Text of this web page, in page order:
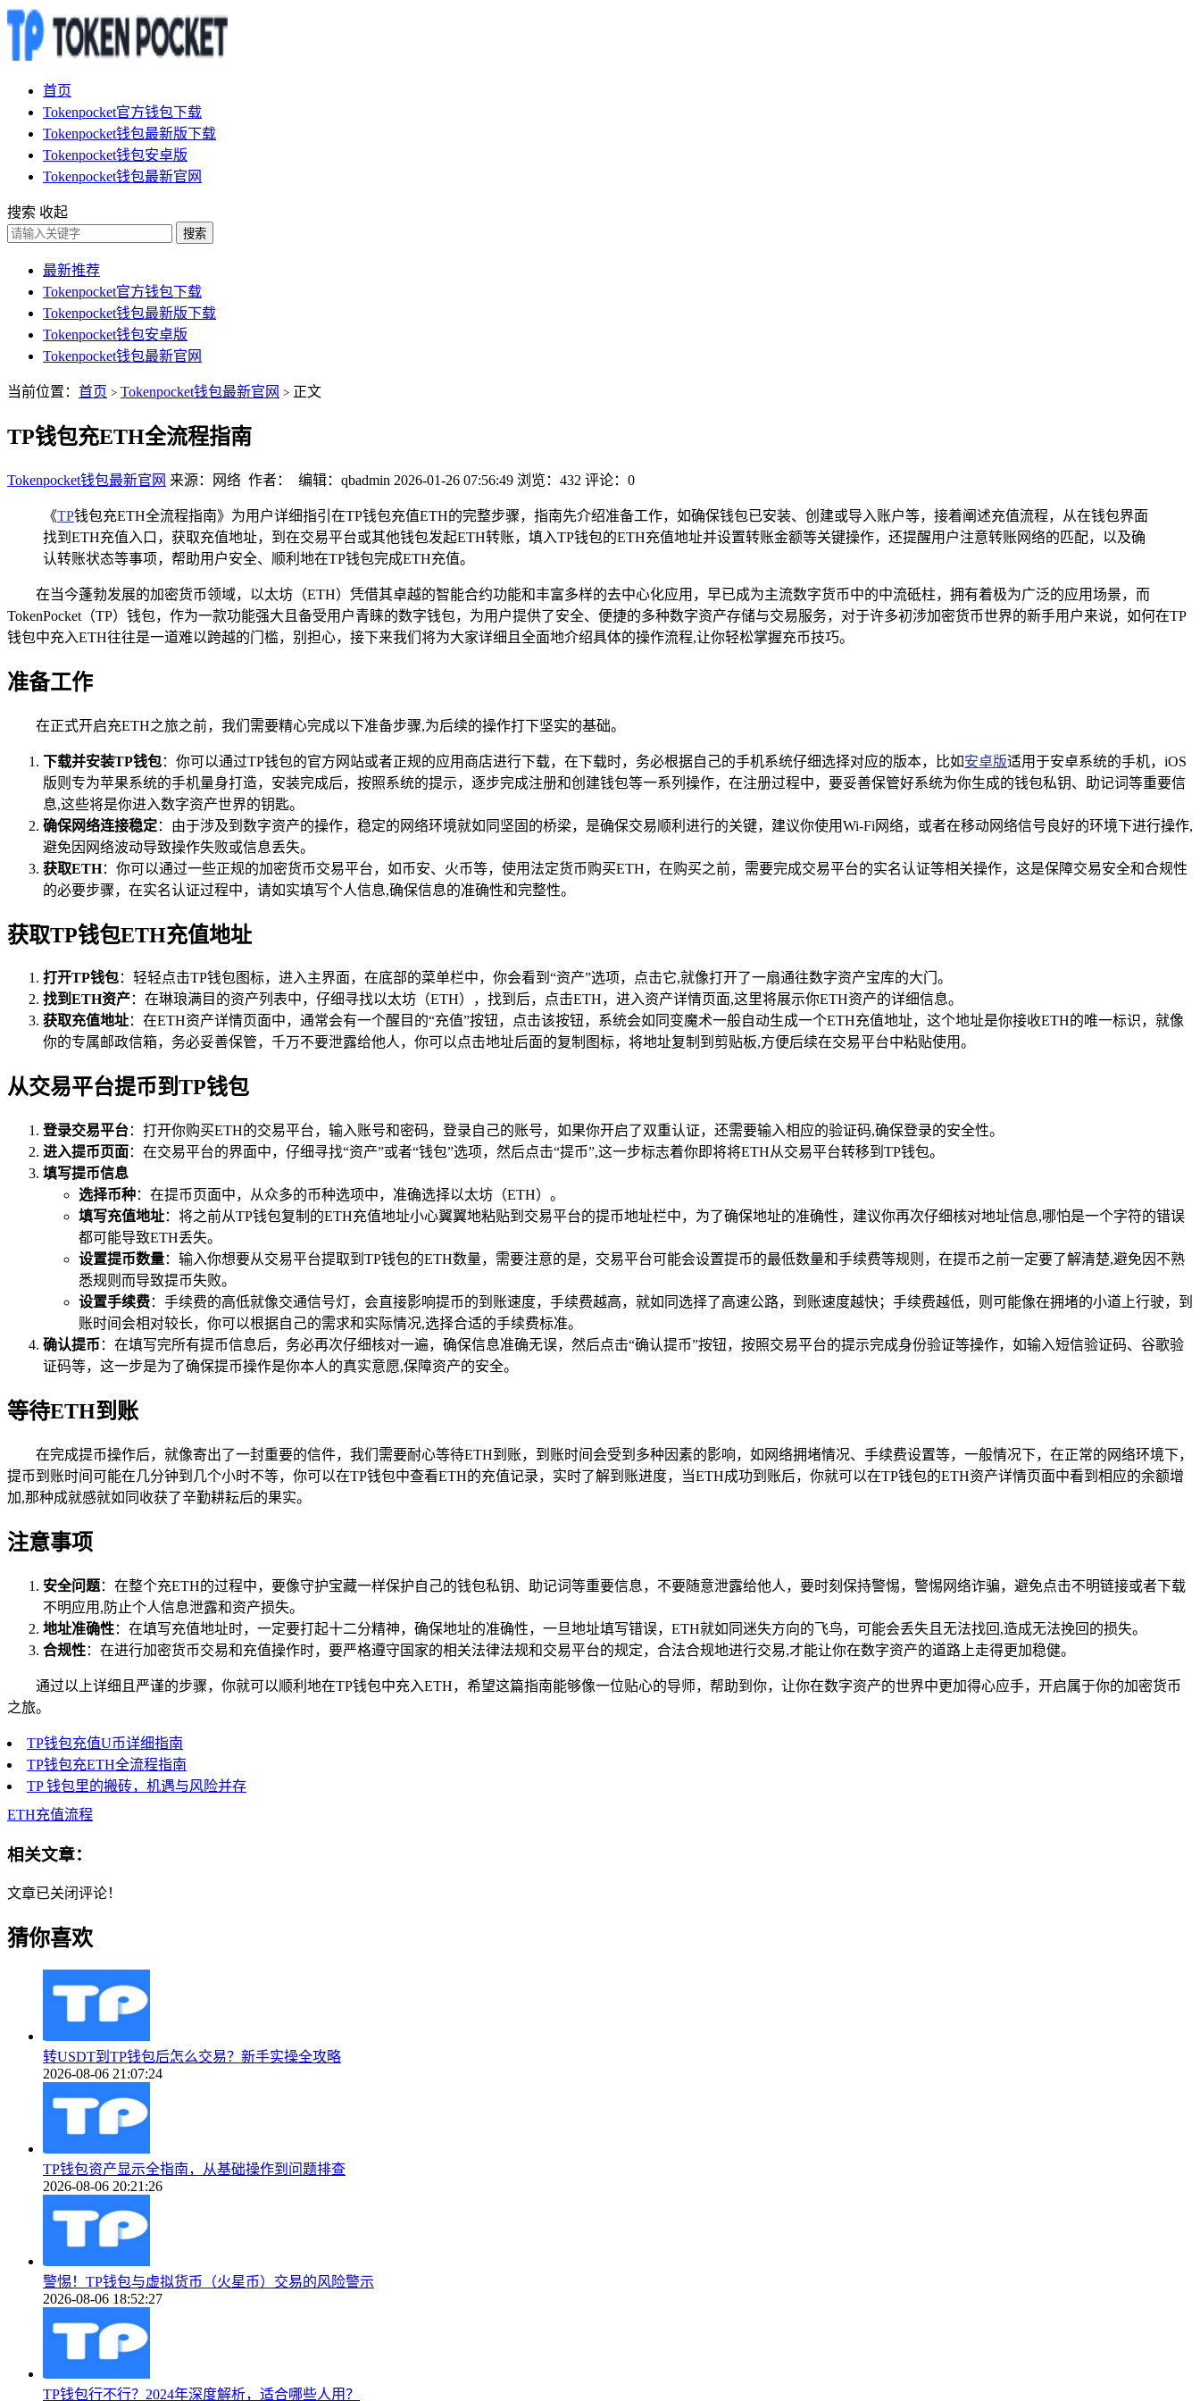
首页
Tokenpocket官方钱包下载
Tokenpocket钱包最新版下载
Tokenpocket钱包安卓版
Tokenpocket钱包最新官网
搜索 收起
搜索
最新推荐
Tokenpocket官方钱包下载
Tokenpocket钱包最新版下载
Tokenpocket钱包安卓版
Tokenpocket钱包最新官网
当前位置： 首页 > Tokenpocket钱包最新官网 > 正文
TP钱包充ETH全流程指南
Tokenpocket钱包最新官网 来源：网络 作者： 编辑：qbadmin 2026-01-26 07:56:49 浏览：432 评论：0
《TP钱包充ETH全流程指南》为用户详细指引在TP钱包充值ETH的完整步骤，指南先介绍准备工作，如确保钱包已安装、创建或导入账户等，接着阐述充值流程，从在钱包界面
找到ETH充值入口，获取充值地址，到在交易平台或其他钱包发起ETH转账，填入TP钱包的ETH充值地址并设置转账金额等关键操作，还提醒用户注意转账网络的匹配，以及确
认转账状态等事项，帮助用户安全、顺利地在TP钱包完成ETH充值。
在当今蓬勃发展的加密货币领域，以太坊（ETH）凭借其卓越的智能合约功能和丰富多样的去中心化应用，早已成为主流数字货币中的中流砥柱，拥有着极为广泛的应用场景，而
TokenPocket（TP）钱包，作为一款功能强大且备受用户青睐的数字钱包，为用户提供了安全、便捷的多种数字资产存储与交易服务，对于许多初涉加密货币世界的新手用户来说，如何在TP
钱包中充入ETH往往是一道难以跨越的门槛，别担心，接下来我们将为大家详细且全面地介绍具体的操作流程,让你轻松掌握充币技巧。
准备工作
在正式开启充ETH之旅之前，我们需要精心完成以下准备步骤,为后续的操作打下坚实的基础。
下载并安装TP钱包：你可以通过TP钱包的官方网站或者正规的应用商店进行下载，在下载时，务必根据自己的手机系统仔细选择对应的版本，比如安卓版适用于安卓系统的手机，iOS
版则专为苹果系统的手机量身打造，安装完成后，按照系统的提示，逐步完成注册和创建钱包等一系列操作，在注册过程中，要妥善保管好系统为你生成的钱包私钥、助记词等重要信
息,这些将是你进入数字资产世界的钥匙。
确保网络连接稳定：由于涉及到数字资产的操作，稳定的网络环境就如同坚固的桥梁，是确保交易顺利进行的关键，建议你使用Wi-Fi网络，或者在移动网络信号良好的环境下进行操作,
避免因网络波动导致操作失败或信息丢失。
获取ETH：你可以通过一些正规的加密货币交易平台，如币安、火币等，使用法定货币购买ETH，在购买之前，需要完成交易平台的实名认证等相关操作，这是保障交易安全和合规性
的必要步骤，在实名认证过程中，请如实填写个人信息,确保信息的准确性和完整性。
获取TP钱包ETH充值地址
打开TP钱包：轻轻点击TP钱包图标，进入主界面，在底部的菜单栏中，你会看到“资产”选项，点击它,就像打开了一扇通往数字资产宝库的大门。
找到ETH资产：在琳琅满目的资产列表中，仔细寻找以太坊（ETH），找到后，点击ETH，进入资产详情页面,这里将展示你ETH资产的详细信息。
获取充值地址：在ETH资产详情页面中，通常会有一个醒目的“充值”按钮，点击该按钮，系统会如同变魔术一般自动生成一个ETH充值地址，这个地址是你接收ETH的唯一标识，就像
你的专属邮政信箱，务必妥善保管，千万不要泄露给他人，你可以点击地址后面的复制图标，将地址复制到剪贴板,方便后续在交易平台中粘贴使用。
从交易平台提币到TP钱包
登录交易平台：打开你购买ETH的交易平台，输入账号和密码，登录自己的账号，如果你开启了双重认证，还需要输入相应的验证码,确保登录的安全性。
进入提币页面：在交易平台的界面中，仔细寻找“资产”或者“钱包”选项，然后点击“提币”,这一步标志着你即将将ETH从交易平台转移到TP钱包。
填写提币信息
选择币种：在提币页面中，从众多的币种选项中，准确选择以太坊（ETH）。
填写充值地址：将之前从TP钱包复制的ETH充值地址小心翼翼地粘贴到交易平台的提币地址栏中，为了确保地址的准确性，建议你再次仔细核对地址信息,哪怕是一个字符的错误
都可能导致ETH丢失。
设置提币数量：输入你想要从交易平台提取到TP钱包的ETH数量，需要注意的是，交易平台可能会设置提币的最低数量和手续费等规则，在提币之前一定要了解清楚,避免因不熟
悉规则而导致提币失败。
设置手续费：手续费的高低就像交通信号灯，会直接影响提币的到账速度，手续费越高，就如同选择了高速公路，到账速度越快；手续费越低，则可能像在拥堵的小道上行驶，到
账时间会相对较长，你可以根据自己的需求和实际情况,选择合适的手续费标准。
确认提币 ：在填写完所有提币信息后，务必再次仔细核对一遍，确保信息准确无误，然后点击“确认提币”按钮，按照交易平台的提示完成身份验证等操作，如输入短信验证码、谷歌验
证码等，这一步是为了确保提币操作是你本人的真实意愿,保障资产的安全。
等待ETH到账
在完成提币操作后，就像寄出了一封重要的信件，我们需要耐心等待ETH到账，到账时间会受到多种因素的影响，如网络拥堵情况、手续费设置等，一般情况下，在正常的网络环境下，
提币到账时间可能在几分钟到几个小时不等，你可以在TP钱包中查看ETH的充值记录，实时了解到账进度，当ETH成功到账后，你就可以在TP钱包的ETH资产详情页面中看到相应的余额增
加,那种成就感就如同收获了辛勤耕耘后的果实。
注意事项
安全问题：在整个充ETH的过程中，要像守护宝藏一样保护自己的钱包私钥、助记词等重要信息，不要随意泄露给他人，要时刻保持警惕，警惕网络诈骗，避免点击不明链接或者下载
不明应用,防止个人信息泄露和资产损失。
地址准确性：在填写充值地址时，一定要打起十二分精神，确保地址的准确性，一旦地址填写错误，ETH就如同迷失方向的飞鸟，可能会丢失且无法找回,造成无法挽回的损失。
合规性：在进行加密货币交易和充值操作时，要严格遵守国家的相关法律法规和交易平台的规定，合法合规地进行交易,才能让你在数字资产的道路上走得更加稳健。
通过以上详细且严谨的步骤，你就可以顺利地在TP钱包中充入ETH，希望这篇指南能够像一位贴心的导师，帮助到你，让你在数字资产的世界中更加得心应手，开启属于你的加密货币
之旅。
TP钱包充值U币详细指南
TP钱包充ETH全流程指南
TP 钱包里的搬砖，机遇与风险并存
ETH充值流程
相关文章：
文章已关闭评论！
猜你喜欢
转USDT到TP钱包后怎么交易？新手实操全攻略
2026-08-06 21:07:24
TP钱包资产显示全指南，从基础操作到问题排查
2026-08-06 20:21:26
警惕！TP钱包与虚拟货币（火星币）交易的风险警示
2026-08-06 18:52:27
TP钱包行不行？2024年深度解析，适合哪些人用？